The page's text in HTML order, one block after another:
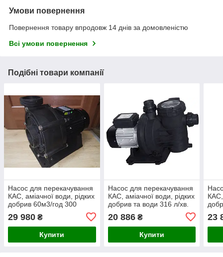
Умови повернення
Повернення товару впродовж 14 днів за домовленістю
Всі умови повернення
Подібні товари компанії
Насос для перекачування
КАС, аміачної води, рідких
добрив 60м3/год 300
29 980 ₴
Купити
Насос для перекачування
КАС, аміачної води, рідких
добрив та води 316 л/хв.
20 886₴
Купити
КАС,
250
23